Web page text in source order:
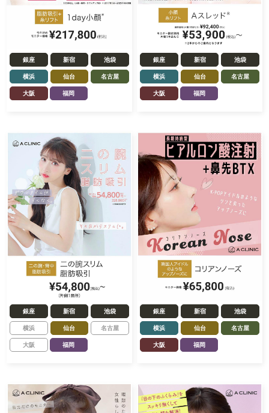
銀座 新宿 池袋
横浜 仙台 名古屋
大阪 福岡
銀座 新宿 池袋
横浜 仙台 名古屋
大阪 福岡
銀座 新宿 池袋
横浜 仙台 名古屋
大阪 福岡
銀座 新宿 池袋
横浜 仙台 名古屋
大阪 福岡